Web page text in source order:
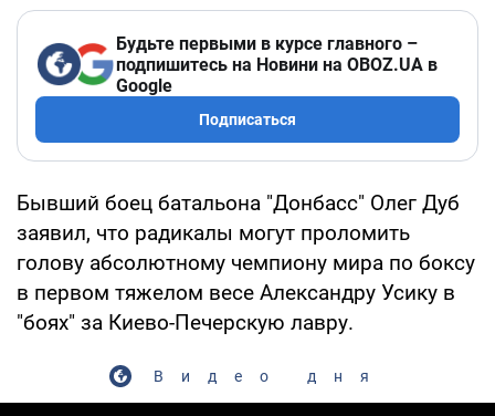
Будьте первыми в курсе главного –
подпишитесь на Новини на OBOZ.UA в
Google
Подписаться
Бывший боец батальона "Донбасс" Олег Дуб
заявил, что радикалы могут проломить
голову абсолютному чемпиону мира по боксу
в первом тяжелом весе Александру Усику в
"боях" за Киево-Печерскую лавру.
Видео дня